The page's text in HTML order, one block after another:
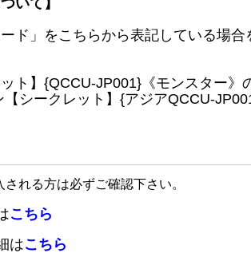
いて】
ド」をこちらから表記している場合
ト】{QCCU-JP001}《モンスター》
シークレット】{アジアQCCU-
れる方は必ずご確認下さい。
こちら
はこちら